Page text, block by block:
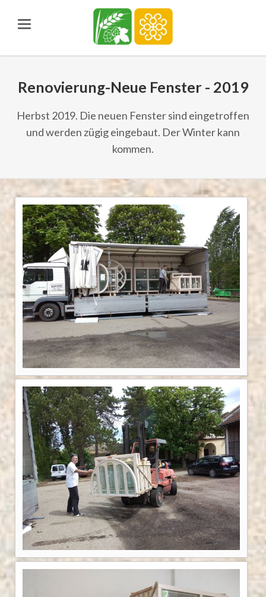
Renovierung-Neue Fenster - 2019
Herbst 2019. Die neuen Fenster sind eingetroffen
und werden zügig eingebaut. Der Winter kann
kommen.